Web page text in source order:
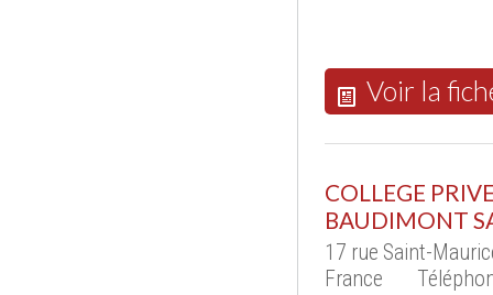
Voir la
COLLEGE
BAUDIMONT
17 rue Saint-
France